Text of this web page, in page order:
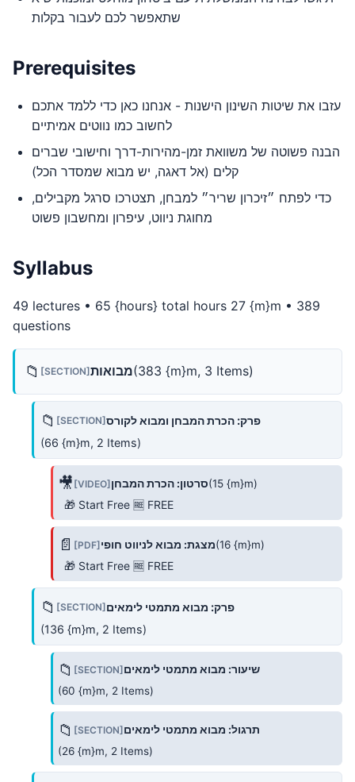
שתאפשר לכם לעבור בקלות
Prerequisites
עזבו את שיטות השינון הישנות - אנחנו כאן כדי ללמד אתכם
לחשוב כמו נווטים אמיתיים
הבנה פשוטה של משוואת זמן-מהירות-דרך וחישובי שברים
קלים (אל דאגה, יש מבוא שמסדר הכל)
כדי לפתח ״זיכרון שריר״ למבחן, תצטרכו סרגל מקבילים,
מחוגת ניווט, עיפרון ומחשבון פשוט
Syllabus
49 lectures • 65 {hours} total hours 27 {m}m • 389
questions
📁 [SECTION]מבואות(383 {m}m, 3 Items)
📁 [SECTION]פרק: הכרת המבחן ומבוא לקורס
(66 {m}m, 2 Items)
🎥 [VIDEO] סרטון: הכרת המבחן(15 {m}m)
🎁 Start Free 🆓 FREE
📄 [PDF]מצגת: מבוא לניווט חופי(16 {m}m)
🎁 Start Free 🆓 FREE
📁 [SECTION] פרק: מבוא מתמטי לימאים
(136 {m}m, 2 Items)
📁 [SECTION] שיעור: מבוא מתמטי לימאים
(60 {m}m, 2 Items)
📁 [SECTION] תרגול: מבוא מתמטי לימאים
(26 {m}m, 2 Items)